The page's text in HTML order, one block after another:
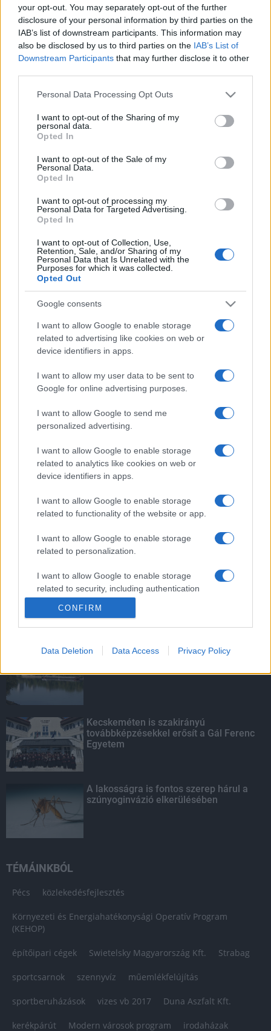
your opt-out. You may separately opt-out of the further
disclosure of your personal information by third parties on the
IAB’s list of downstream participants. This information may
also be disclosed by us to third parties on the IAB’s List of
Downstream Participants that may further disclose it to other
Please note that this website/app uses one or more Google
not limited to your visit or usage behaviour. You may click to
grant or deny consent to Google and its third-party tags to
use your data for below specified purposes in below Google
consent section.
Personal Data Processing Opt Outs
I want to opt-out of the Sharing of my
personal data.
Opted In
I want to opt-out of the Sale of my
Personal Data.
Opted In
I want to opt-out of processing my
Personal Data for Targeted Advertising.
Opted In
I want to opt-out of Collection, Use,
Retention, Sale, and/or Sharing of my
Personal Data that Is Unrelated with the
Purposes for which it was collected.
Opted Out
Google consents
I want to allow Google to enable storage
related to advertising like cookies on web or
device identifiers in apps.
I want to allow my user data to be sent to
Google for online advertising purposes.
I want to allow Google to send me
personalized advertising.
I want to allow Google to enable storage
related to analytics like cookies on web or
device identifiers in apps.
I want to allow Google to enable storage
related to functionality of the website or app.
I want to allow Google to enable storage
related to personalization.
I want to allow Google to enable storage
related to security, including authentication
functionality and fraud prevention, and other
user protection.
CONFIRM
Data Deletion Data Access Privacy Policy
Országos hírek
Megérkezett az eső a Duna vízgyűjtőjére
Helyi hírek
másodfokúra csökken a riasztás
Országos hírek
Egyetem
HÍRDETÉS
HÍRDETÉS
LEGOLVASOTTABB
Szerdától rárajtolhatunk a jövő nyári
foci-Eb jegyeire
mentettek a sásdi tűzoltók
A közgyűlés kiáll a Dráva védelme
Megérkezett az eső a Duna
Kecskeméten is szakirányú
továbbképzésekkel erősít a Gál Ferenc
Egyetem
A lakosságra is fontos szerep hárul a
szúnyoginvázió elkerülésében
TÉMÁINKBÓL
Pécs közlekedésfejlesztés
Környezeti és Energiahatékonysági Operatív Program
(KEHOP)
építőipari cégek Swietelsky Magyarország Kft. Strabag
sportcsarnok szennyvíz műemlékfelújítás
sportberuházások vizes vb 2017 Duna Aszfalt Kft.
kerékpárút Modern városok program irodaházak